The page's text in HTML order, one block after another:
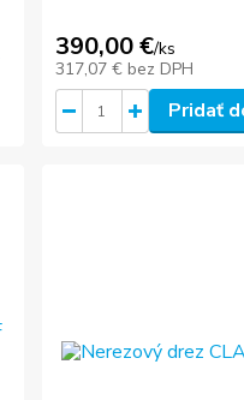
390,00 €/ks
317,07 € bez DPH
Pridať